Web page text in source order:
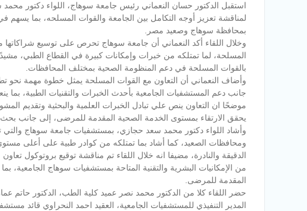
استقبل الدكتور حسان النعماني رئيس جامعة سوهاج، اللواء دكتور
لمناقشة تعزيز أوجه التكامل بين الجامعة والقوات المسلحه، بما يسهم
بمحافظة سوهاج وصعيد مصر.
وخلال اللقاء أكد النعماني أن جامعة سوهاج تحرص على توسيع
المسلحة، لما تمتلكه من خبرات وإمكانات كبيرة في القطاع الطبي،
بالقوات المسلحة في دعم المنظومة الصحية بمختلف المحافظات.
وأضاف النعماني أن التعاون مع القوات المسلحة يمثل خطوة مهمة نحو
جانب دعم المستشفيات الجامعية بأحدث الخبرات والتقنيات الطبية،
موضحًا ان التعاون ينص علي تبادل الخبرات العلمية والبحثية وتقديم
يحقق الارتقاء بمستوى الخدمة الصحية المقدمة للمرضى، إلى جانب
وأشاد اللواء دكتور محمد سعد حجازي، بمستشفيات جامعة سوهاج والتي
ومحافظات الصعيد، كما أشاد بما تمتلكه من كوادر طبية على أعلى
الدقيقة والنادرة، مضيفا انه خلال اللقاء تم مناقشة توقيع بروتوكول
من الإمكانيات البشرية والتقنية المتاحة بمستشفيات سوهاج الجامعية،
المقدمة للمرضى.
حضر اللقاء كلا من الدكتور محمد نصر عميد كلية الطب، الدكتور حاتم
المدير التنفيذي للمستشفيات الجامعية، العقيد احمد النحراوي قائد